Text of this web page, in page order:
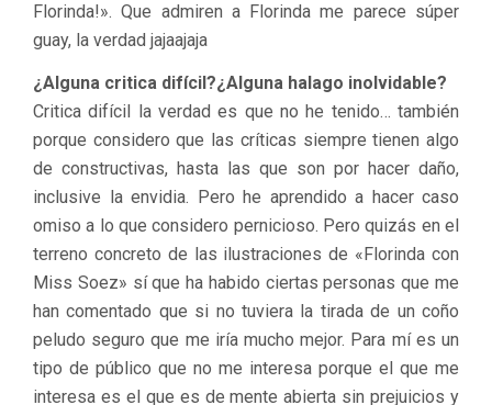
Florinda!». Que admiren a Florinda me parece súper
guay, la verdad jajaajaja
¿Alguna critica difícil?¿Alguna halago inolvidable?
Critica difícil la verdad es que no he tenido… también
porque considero que las críticas siempre tienen algo
de constructivas, hasta las que son por hacer daño,
inclusive la envidia. Pero he aprendido a hacer caso
omiso a lo que considero pernicioso. Pero quizás en el
terreno concreto de las ilustraciones de «Florinda con
Miss Soez» sí que ha habido ciertas personas que me
han comentado que si no tuviera la tirada de un coño
peludo seguro que me iría mucho mejor. Para mí es un
tipo de público que no me interesa porque el que me
interesa es el que es de mente abierta sin prejuicios y